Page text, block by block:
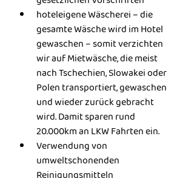
hoteleigene Wäscherei – die
gesamte Wäsche wird im Hotel
gewaschen – somit verzichten
wir auf Mietwäsche, die meist
nach Tschechien, Slowakei oder
Polen transportiert, gewaschen
und wieder zurück gebracht
wird. Damit sparen rund
20.000km an LKW Fahrten ein.
Verwendung von
umweltschonenden